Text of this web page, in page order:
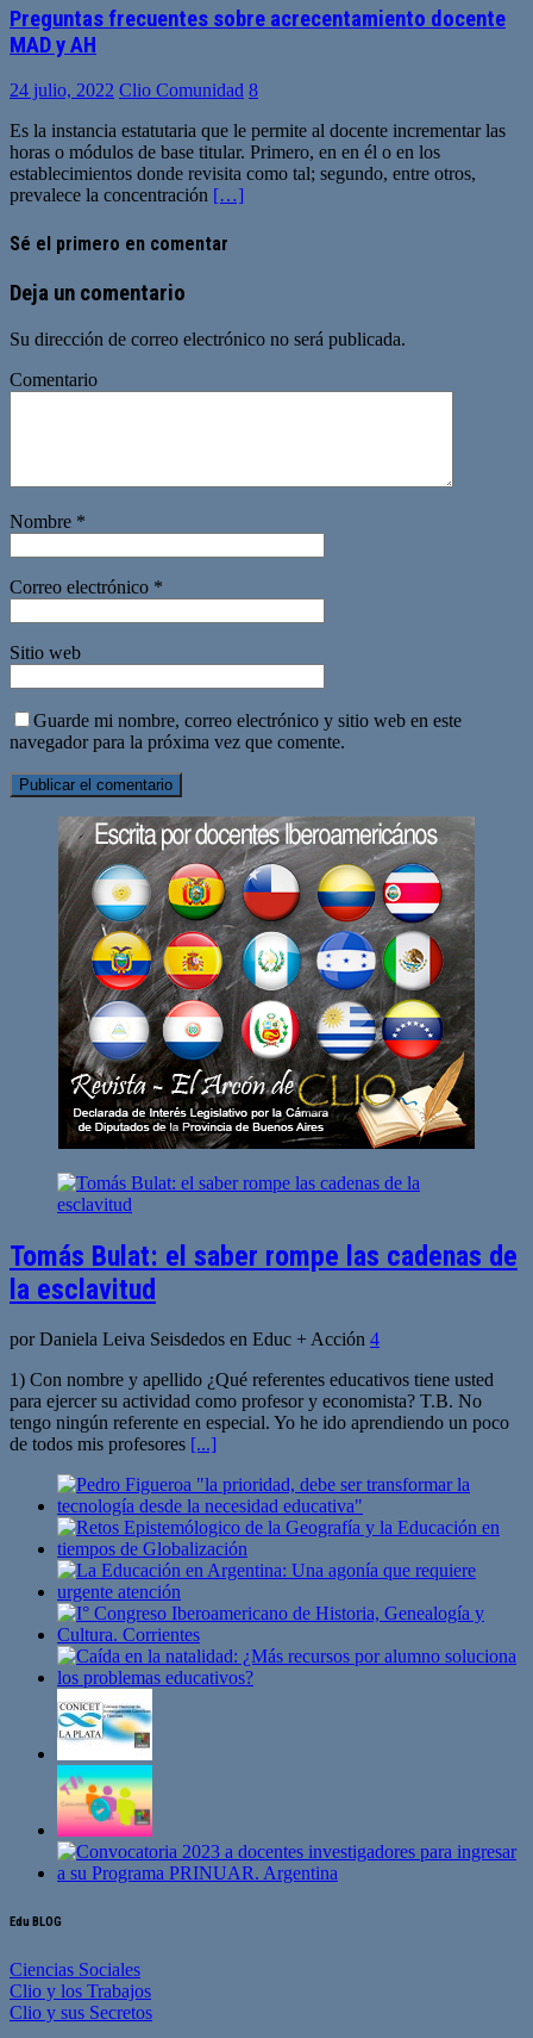
Preguntas frecuentes sobre acrecentamiento docente
MAD y AH
24 julio, 2022 Clio Comunidad 8
Es la instancia estatutaria que le permite al docente incrementar las
horas o módulos de base titular. Primero, en en él o en los
establecimientos donde revisita como tal; segundo, entre otros,
prevalece la concentración […]
Sé el primero en comentar
Deja un comentario
Su dirección de correo electrónico no será publicada.
Comentario
Nombre *
Correo electrónico *
Sitio web
Guarde mi nombre, correo electrónico y sitio web en este
navegador para la próxima vez que comente.
Tomás Bulat: el saber rompe las cadenas de
la esclavitud
por Daniela Leiva Seisdedos en Educ + Acción 4
1) Con nombre y apellido ¿Qué referentes educativos tiene usted
para ejercer su actividad como profesor y economista? T.B. No
tengo ningún referente en especial. Yo he ido aprendiendo un poco
de todos mis profesores [...]
Edu BLOG
Ciencias Sociales
Clio y los Trabajos
Clio y sus Secretos